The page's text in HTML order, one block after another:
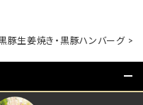
豚生姜焼き・黒豚ハンバーグ